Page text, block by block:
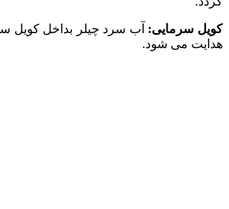
کویل سرمایی: آب سرد چیلر بداخل کویل
هدایت می شود.